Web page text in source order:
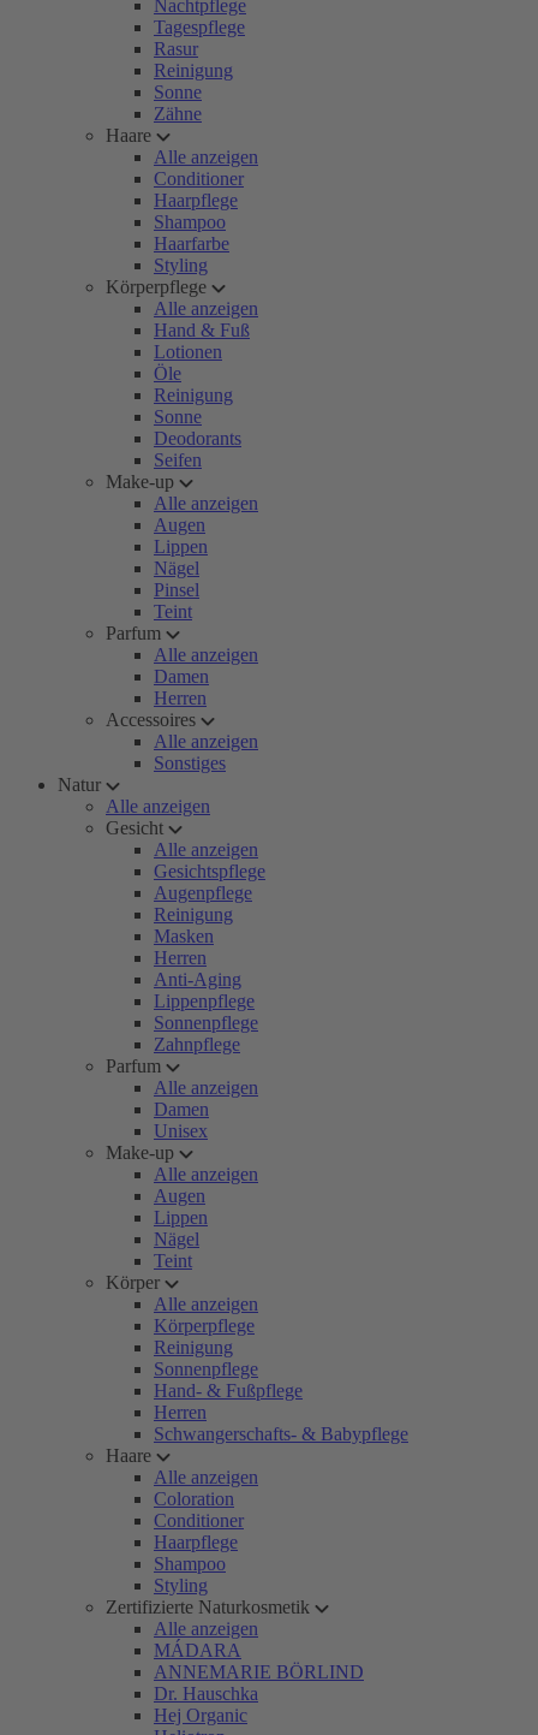
Nachtpflege
Tagespflege
Rasur
Reinigung
Sonne
Zähne
Haare
Alle anzeigen
Conditioner
Haarpflege
Shampoo
Haarfarbe
Styling
Körperpflege
Alle anzeigen
Hand & Fuß
Lotionen
Öle
Reinigung
Sonne
Deodorants
Seifen
Make-up
Alle anzeigen
Augen
Lippen
Nägel
Pinsel
Teint
Parfum
Alle anzeigen
Damen
Herren
Accessoires
Alle anzeigen
Sonstiges
Natur
Alle anzeigen
Gesicht
Alle anzeigen
Gesichtspflege
Augenpflege
Reinigung
Masken
Herren
Anti-Aging
Lippenpflege
Sonnenpflege
Zahnpflege
Parfum
Alle anzeigen
Damen
Unisex
Make-up
Alle anzeigen
Augen
Lippen
Nägel
Teint
Körper
Alle anzeigen
Körperpflege
Reinigung
Sonnenpflege
Hand- & Fußpflege
Herren
Schwangerschafts- & Babypflege
Haare
Alle anzeigen
Coloration
Conditioner
Haarpflege
Shampoo
Styling
Zertifizierte Naturkosmetik
Alle anzeigen
MÁDARA
ANNEMARIE BÖRLIND
Dr. Hauschka
Hej Organic